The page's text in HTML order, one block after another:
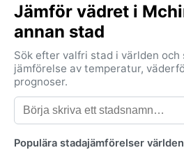
Jämför vädret i
annan stad
Sök efter valfri stad i världen
jämförelse av temperatur,
prognoser.
Populära stadajämförelser